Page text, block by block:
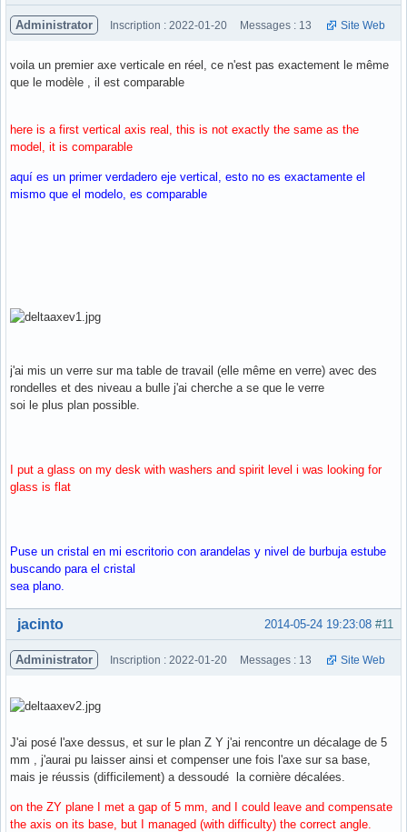
Administrator Inscription : 2022-01-20 Messages : 13 Site Web
voila un premier axe verticale en réel, ce n'est pas exactement le même
que le modèle , il est comparable
here is a first vertical axis real, this is not exactly the same as the
model, it is comparable
aquí es un primer verdadero eje vertical, esto no es exactamente el
mismo que el modelo, es comparable
j'ai mis un verre sur ma table de travail (elle même en verre) avec des
rondelles et des niveau a bulle j'ai cherche a se que le verre
soi le plus plan possible.
I put a glass on my desk with washers and spirit level i was looking for
glass is flat
Puse un cristal en mi escritorio con arandelas y nivel de burbuja estube
buscando para el cristal
sea plano.
Hors ligne #11
2014-05-24 19:23:08
jacinto
Administrator Inscription : 2022-01-20 Messages : 13 Site Web
J'ai posé l'axe dessus, et sur le plan Z Y j'ai rencontre un décalage de 5
mm , j'aurai pu laisser ainsi et compenser une fois l'axe sur sa base,
mais je réussis (difficilement) a dessoudé la cornière décalées.
on the ZY plane I met a gap of 5 mm, and I could leave and compensate
the axis on its base, but I managed (with difficulty) the correct angle.